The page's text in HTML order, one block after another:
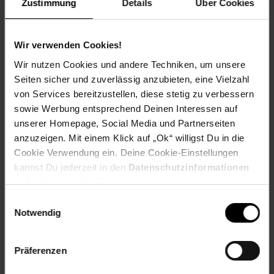
Zustimmung Details Über Cookies
Wir verwenden Cookies!
Wir nutzen Cookies und andere Techniken, um unsere
Seiten sicher und zuverlässig anzubieten, eine Vielzahl
von Services bereitzustellen, diese stetig zu verbessern
sowie Werbung entsprechend Deinen Interessen auf
unserer Homepage, Social Media und Partnerseiten
anzuzeigen. Mit einem Klick auf „Ok“ willigst Du in die
Cookie Verwendung ein. Deine Cookie-Einstellungen
kannst Du jederzeit in den Datenschutzinformationen
ändern bzw. widerrufen.
Notwendig
Präferenzen
Welchen Verein du in deiner Region unterstützen kannst
findest du hier heraus:
Zurück zu Vereinsspende
Fußzeile
Weitere Online-Angebote
Weinwelt